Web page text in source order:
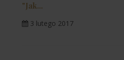
"Jak...
3 lutego 2017